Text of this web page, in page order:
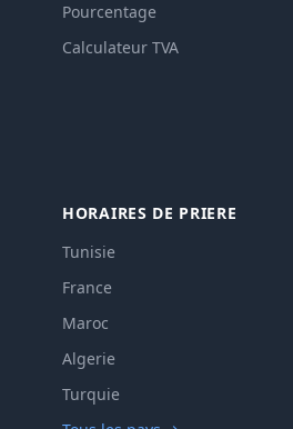
Pourcentage
Calculateur TVA
HORAIRES DE PRIERE
Tunisie
France
Maroc
Algerie
Turquie